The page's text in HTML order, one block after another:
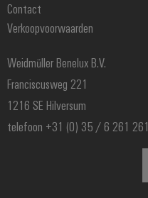
Prijslijst
Distributie
Contact
Verkoopvoorwaarden
Weidmüller Benelux B.V.
Franciscusweg 221
1216 SE Hilversum
telefoon +31 (0) 35 / 6 261 261